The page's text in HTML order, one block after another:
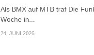
Als BMX auf MTB traf Die
Woche in...
24. JUNI 2026